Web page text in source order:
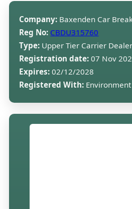
Company: Baxenden Car
Reg No: CBDU315760
Type: Upper Tier Carrier Dealer
Registration date: 07 Nov
Expires: 02/12/2028
Registered With: